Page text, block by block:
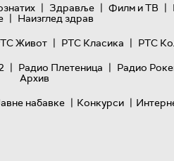
| Здравље | Филм и ТВ |
| Наизглед здрав
Живот | РТС Класика | РТС
| Радио Плетеница | Радио
Архив
набавке | Конкурси |